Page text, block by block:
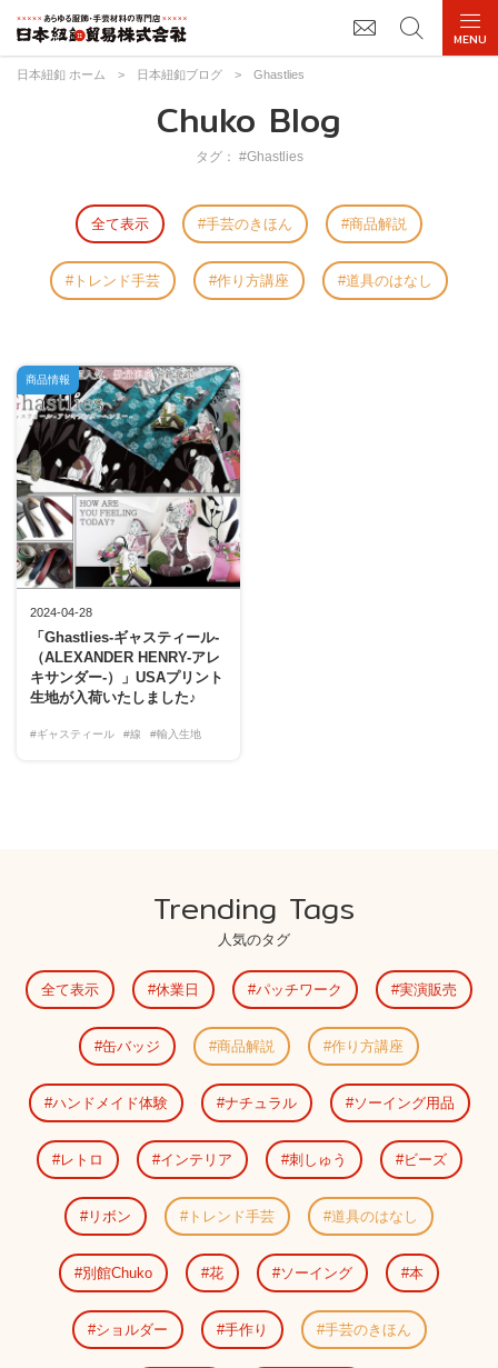
日本紐釦 ホーム > 日本紐釦ブログ > Ghastlies
Chuko Blog
タグ： #Ghastlies
全て表示 手芸のきほん 商品解説
トレンド手芸 作り方講座 道具のはなし
2024-04-28
「Ghastlies-ギャスティール-
（ALEXANDER HENRY-アレ
キサンダー-）」USAプリント
生地が入荷いたしました♪
#ギャスティール #線 #輸入生地
商品情報
Trending Tags
人気のタグ
全て表示 休業日 パッチワーク 実演販売
缶バッジ 商品解説 作り方講座
ハンドメイド体験 ナチュラル ソーイング用品
レトロ インテリア 刺しゅう ビーズ
リボン トレンド手芸 道具のはなし
別館Chuko 花 ソーイング 本
ショルダー 手作り 手芸のきほん